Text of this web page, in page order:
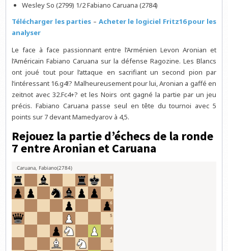
Wesley So (2799) 1/2 Fabiano Caruana (2784)
Télécharger les parties – Acheter le logiciel Fritz16 pour les
analyser
Le face à face passionnant entre l’Arménien Levon Aronian et
l’Américain Fabiano Caruana sur la défense Ragozine. Les Blancs
ont joué tout pour l’attaque en sacrifiant un second pion par
l’intéressant 16.g4!? Malheureusement pour lui, Aronian a gaffé en
zeitnot avec 32.Fc4+? et les Noirs ont gagné la partie par un jeu
précis. Fabiano Caruana passe seul en tête du tournoi avec 5
points sur 7 devant Mamedyarov à 4,5.
Rejouez la partie d’échecs de la ronde
7 entre Aronian et Caruana